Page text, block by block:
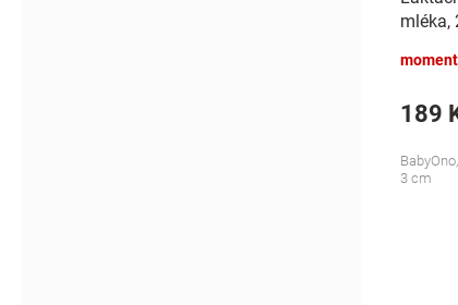
mléka,
189
3 cm